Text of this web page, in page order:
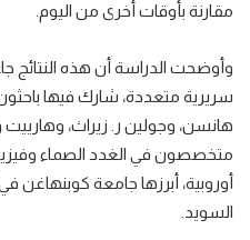
مقارنة بأوقات أخرى من اليوم.
وأوضحت الدراسة أن هذه
سريرية متعددة، شارك فيها
هانسن، وجولين ر. زيراث،
متخصصون في الغدد الصماء
أوروبية، أبرزها جامعة كوبنهاغن
السويد.